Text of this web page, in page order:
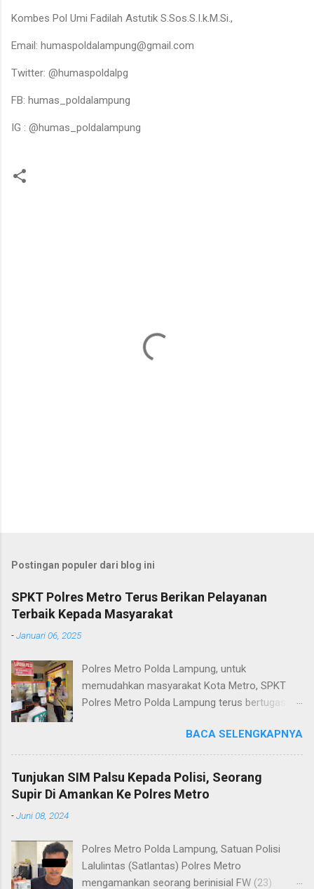
Kombes Pol Umi Fadilah Astutik S.Sos.S.I.k.M.Si.,
Email: humaspoldalampung@gmail.com
Twitter: @humaspoldalpg
FB: humas_poldalampung
IG : @humas_poldalampung
Postingan populer dari blog ini
SPKT Polres Metro Terus Berikan Pelayanan
Terbaik Kepada Masyarakat
-Januari 06, 2025
Polres Metro Polda Lampung, untuk
memudahkan masyarakat Kota Metro, SPKT
Polres Metro Polda Lampung terus bertugas
terkait layanan pengaduan, pelayanan SKCK dan
pelayanan Identifikasi sidik jari secara terpadu
kepada masyarakat. Senin (06/01/2025) Dalam
mewujudkan pelayanan prima kepolisian, SPKT
Heri Sulistyo Nugroho S.IK, M.IK mengatakan
“SPKT Polres Metro akan terus berusaha
BACA SELENGKAPNYA
Tunjukan SIM Palsu Kepada Polisi, Seorang
Supir Di Amankan Ke Polres Metro
-Juni 08, 2024
Polres Metro Polda Lampung, Satuan Polisi
Lalulintas (Satlantas) Polres Metro
mengamankan seorang berinisial FW (23)